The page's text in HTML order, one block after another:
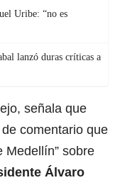
Uribe: “no es
lanzó duras críticas a
señala que
comentario que
Medellín” sobre
Álvaro